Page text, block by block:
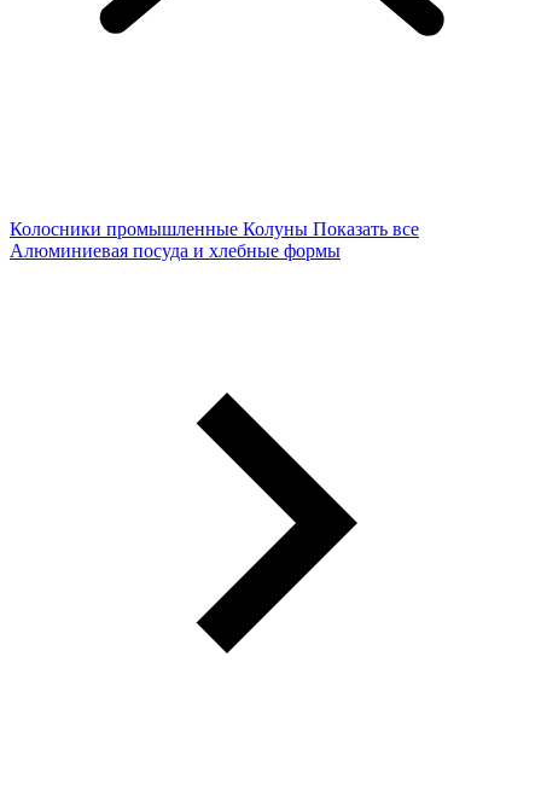
Колосники промышленные Колуны Показать все
Алюминиевая посуда и хлебные формы